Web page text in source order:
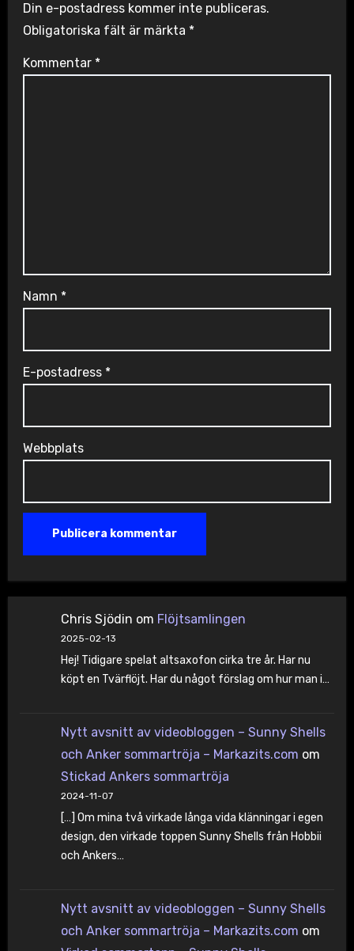
Din e-postadress kommer inte publiceras.
Obligatoriska fält är märkta *
Kommentar *
Namn *
E-postadress *
Webbplats
Chris Sjödin om Flöjtsamlingen
2025-02-13
Hej! Tidigare spelat altsaxofon cirka tre år. Har nu
köpt en Tvärflöjt. Har du något förslag om hur man i…
Nytt avsnitt av videobloggen – Sunny Shells
och Anker sommartröja – Markazits.com om
Stickad Ankers sommartröja
2024-11-07
[…] Om mina två virkade långa vida klänningar i egen
design, den virkade toppen Sunny Shells från Hobbii
och Ankers…
Nytt avsnitt av videobloggen – Sunny Shells
och Anker sommartröja – Markazits.com om